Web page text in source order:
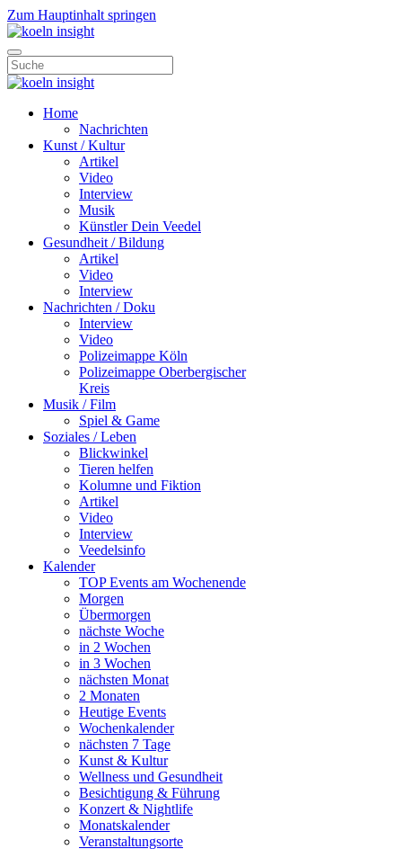
Zum Hauptinhalt springen
Home
Nachrichten
Kunst / Kultur
Artikel
Video
Interview
Musik
Künstler Dein Veedel
Gesundheit / Bildung
Artikel
Video
Interview
Nachrichten / Doku
Interview
Video
Polizeimappe Köln
Polizeimappe Oberbergischer
Kreis
Musik / Film
Spiel & Game
Soziales / Leben
Blickwinkel
Tieren helfen
Kolumne und Fiktion
Artikel
Video
Interview
Veedelsinfo
Kalender
TOP Events am Wochenende
Morgen
Übermorgen
nächste Woche
in 2 Wochen
in 3 Wochen
nächsten Monat
2 Monaten
Heutige Events
Wochenkalender
nächsten 7 Tage
Kunst & Kultur
Wellness und Gesundheit
Besichtigung & Führung
Konzert & Nightlife
Monatskalender
Veranstaltungsorte